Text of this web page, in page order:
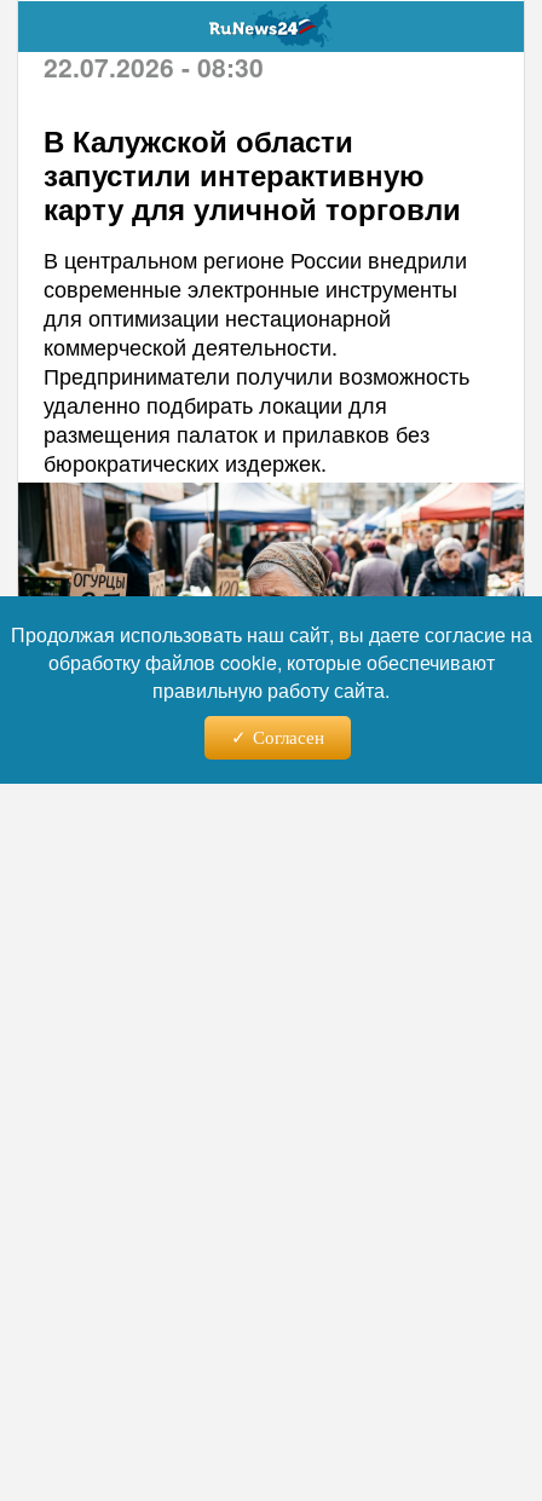
22.07.2026 - 08:30
В Калужской области
запустили интерактивную
карту для уличной торговли
В центральном регионе России внедрили
современные электронные инструменты
для оптимизации нестационарной
коммерческой деятельности.
Предприниматели получили возможность
удаленно подбирать локации для
размещения палаток и прилавков без
бюрократических издержек.
Продолжая использовать наш сайт, вы даете согласие на
обработку файлов cookie, которые обеспечивают
правильную работу сайта.
Согласен